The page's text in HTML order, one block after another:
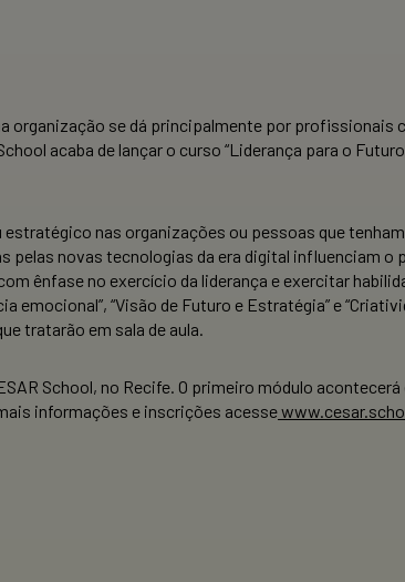
organização se dá principalmente por profissionais
acaba de lançar o curso “Liderança para o
nas organizações ou pessoas que
novas tecnologias da era digital influenciam
ênfase no exercício da liderança e exercitar
“Visão de Futuro e Estratégia” e
tratarão em sala de aula.
School, no Recife. O primeiro módulo
informações e inscrições acesse